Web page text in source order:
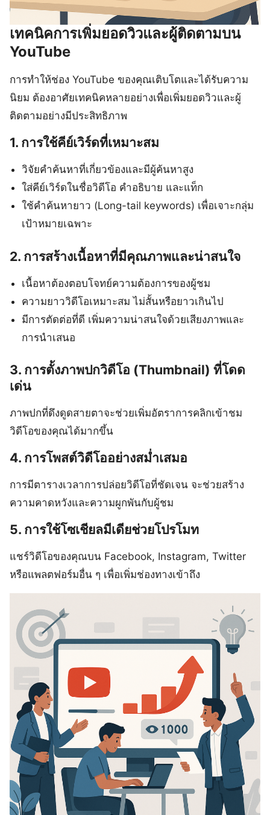
เทคนิคการเพิ่มยอดวิวและผู้ติดตามบน
YouTube
การทำให้ช่อง YouTube ของคุณเติบโตและได้รับความ
นิยม ต้องอาศัยเทคนิคหลายอย่างเพื่อเพิ่มยอดวิวและผู้
ติดตามอย่างมีประสิทธิภาพ
1. การใช้คีย์เวิร์ดที่เหมาะสม
วิจัยคำค้นหาที่เกี่ยวข้องและมีผู้ค้นหาสูง
ใส่คีย์เวิร์ดในชื่อวิดีโอ คำอธิบาย และแท็ก
ใช้คำค้นหายาว (Long-tail keywords) เพื่อเจาะกลุ่ม
เป้าหมายเฉพาะ
2. การสร้างเนื้อหาที่มีคุณภาพและน่าสนใจ
เนื้อหาต้องตอบโจทย์ความต้องการของผู้ชม
ความยาววิดีโอเหมาะสม ไม่สั้นหรือยาวเกินไป
มีการตัดต่อที่ดี เพิ่มความน่าสนใจด้วยเสียงภาพและ
การนำเสนอ
3. การตั้งภาพปกวิดีโอ (Thumbnail) ที่โดด
เด่น
ภาพปกที่ดึงดูดสายตาจะช่วยเพิ่มอัตราการคลิกเข้าชม
วิดีโอของคุณได้มากขึ้น
4. การโพสต์วิดีโออย่างสม่ำเสมอ
การมีตารางเวลาการปล่อยวิดีโอที่ชัดเจน จะช่วยสร้าง
ความคาดหวังและความผูกพันกับผู้ชม
5. การใช้โซเชียลมีเดียช่วยโปรโมท
แชร์วิดีโอของคุณบน Facebook, Instagram, Twitter
หรือแพลตฟอร์มอื่น ๆ เพื่อเพิ่มช่องทางเข้าถึง